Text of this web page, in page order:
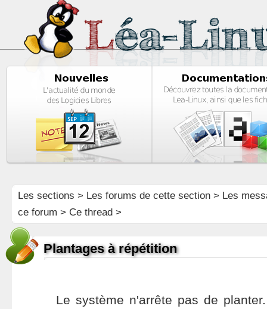
Les sections > Les forums de cette section> Les
ce forum > Ce thread >
Plantages à répétition
Le système n'arrête pas de